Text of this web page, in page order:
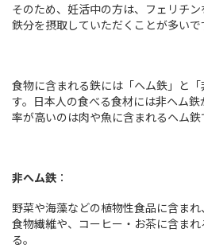
そのため、妊活中の方は、フェリチ
鉄分を摂取していただくことが多いで
食物に含まれる鉄には「ヘム鉄」と
す。日本人の食べる食材には非ヘム
率が高いのは肉や魚に含まれるヘム鉄
非へム鉄 ：
野菜や海藻などの植物性食品に含まれ
食物繊維や、コーヒー・お茶に含ま
る。